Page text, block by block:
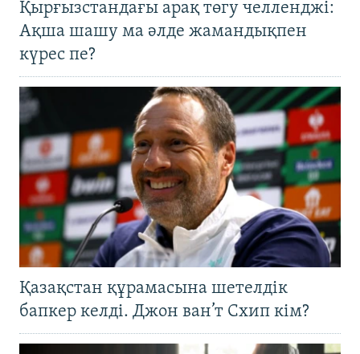
Қырғызстандағы арақ төгу челленджі:
Ақша шашу ма әлде жамандықпен
күрес пе?
Қазақстан құрамасына шетелдік
бапкер келді. Джон ван’т Схип кім?